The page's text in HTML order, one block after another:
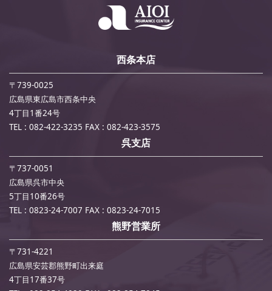
西条本店
〒739-0025
広島県東広島市西条中央
4丁目1番24号
TEL : 082-422-3235 FAX : 082-423-3575
呉支店
〒737-0051
広島県呉市中央
5丁目10番26号
TEL : 0823-24-7007 FAX : 0823-24-7015
熊野営業所
〒731-4221
広島県安芸郡熊野町出来庭
4丁目17番37号